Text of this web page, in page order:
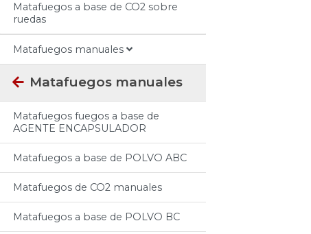
Matafuegos a base de CO2 sobre
ruedas
Matafuegos manuales
Matafuegos manuales
Matafuegos fuegos a base de
AGENTE ENCAPSULADOR
Matafuegos a base de POLVO ABC
Matafuegos de CO2 manuales
Matafuegos a base de POLVO BC